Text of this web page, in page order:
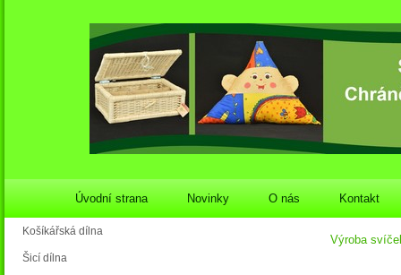
Úvodní strana Novinky O nás Kontakt
Košíkářská dílna
Šicí dílna
Výroba